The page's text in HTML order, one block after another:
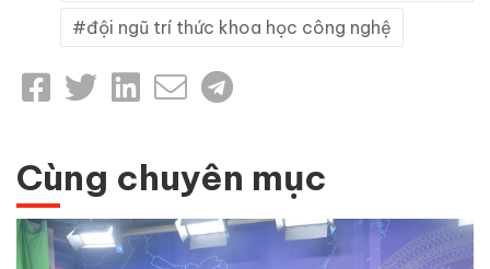
đội ngũ trí thức khoa học công nghệ
Cùng chuyên mục